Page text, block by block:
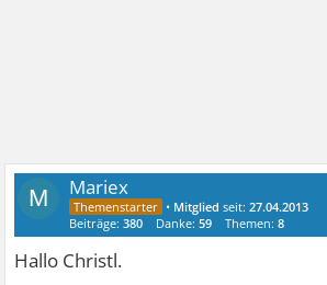
M Mariex
• Mitglied seit:27.04.2013
Beiträge:380 Danke:59 Themen:8
Hallo Christl.